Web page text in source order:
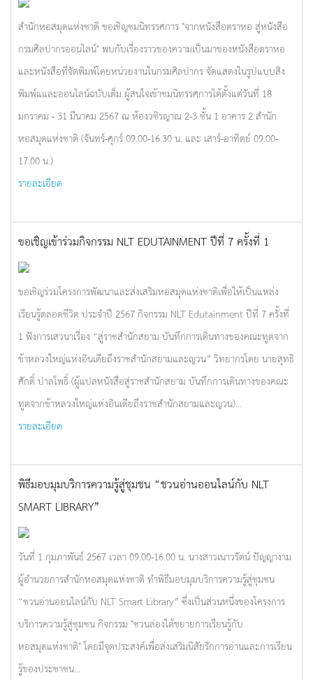
สำนักหอสมุดแห่งชาติ ขอเชิญชมนิทรรศการ "จากหนังสือตราหอ สู่หนังสือ
กรมศิลปากรออนไลน์" พบกับเรื่องราวของความเป็นมาของหนังสือตราหอ
และหนังสือที่จัดพิมพ์โดยหน่วยงานในกรมศิลปากร จัดแสดงในรูปแบบสิง
พิมพ์แและออนไลน์ฉบับเต็ม ผู้สนใจเข้าชมนิทรรศการได้ตั้งแต่วันที่ 18
มกราคม - 31 มีนาคม 2567 ณ ห้องวชิรญาณ 2-3 ชั้น 1 อาคาร 2 สำนัก
หอสมุดแห่งชาติ (จันทร์-ศุกร์ 09.00-16.30 น. และ เสาร์-อาทิตย์ 09.00-
17.00 น.)
รายละเอียด
ขอเชิญเข้าร่วมกิจกรรม NLT EDUTAINMENT ปีที่ 7 ครั้งที่ 1
ขอเชิญร่วมโครงการพัฒนาและส่งเสริมหอสมุดแห่งชาติเพื่อให้เป็นแหล่ง
เรียนรู้ตลอดชีวิต ประจำปี 2567 กิจกรรม NLT Edutainment ปีที่ 7 ครั้งที่
1 ฟังการเสวนาเรื่อง “สู่ราชสำนักสยาม บันทึกการเดินทางของคณะทูตจาก
ข้าหลวงใหญ่แห่งอินเดียถึงราชสำนักสยามและญวน” วิทยากรโดย นายสุทธิ
ศักดิ์ ปาลโพธิ์ (ผู้แปลหนังสือสู่ราชสำนักสยาม บันทึกการเดินทางของคณะ
ทูตจากข้าหลวงใหญ่แห่งอินเดียถึงราชสำนักสยามและญวน)...
รายละเอียด
พิธีมอบมุมบริการความรู้สู่ชุมชน “ชวนอ่านออนไลน์กับ NLT
SMART LIBRARY”
วันที่ 1 กุมภาพันธ์ 2567 เวลา 09.00-16.00 น. นางสาวเนาวรัตน์ ปัญญางาม
ผู้อำนวยการสำนักหอสมุดแห่งชาติ ทำพิธีมอบมุมบริการความรู้สู่ชุมชน
“ชวนอ่านออนไลน์กับ NLT Smart Library” ซึ่งเป็นส่วนหนึ่งของโครงการ
บริการความรู้สู่ชุมชน กิจกรรม "ชวนล่องใต้ขยายการเรียนรู้กับ
หอสมุดแห่งชาติ" โดยมีจุดประสงค์เพื่อส่งเสริมนิสัยรักการอ่านและการเรียน
รู้ของประชาชน...